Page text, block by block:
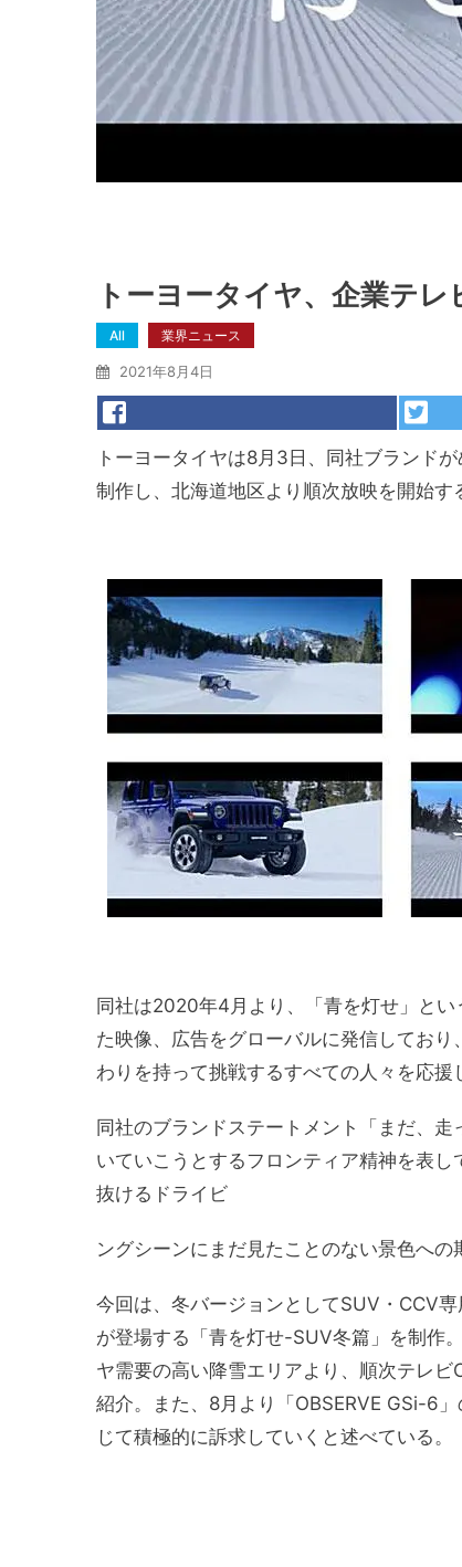
トーヨータイヤ、企業テ
All 業界ニュース
2021年8月4日
トーヨータイヤは8月3日、同社ブランド
制作し、北海道地区より順次放映を開始す
同社は2020年4月より、「青を灯せ」と
た映像、広告をグローバルに発信してお
わりを持って挑戦するすべての人々を応援
同社のブランドステートメント「まだ、
いていこうとするフロンティア精神を表
抜けるドライビ
ングシーンにまだ見たことのない景色への
今回は、冬バージョンとしてSUV・CCV
が登場する「青を灯せ-SUV冬篇」を制作
ヤ需要の高い降雪エリアより、順次テレ
紹介。また、8月より「OBSERVE GSi-6
じて積極的に訴求していくと述べている。